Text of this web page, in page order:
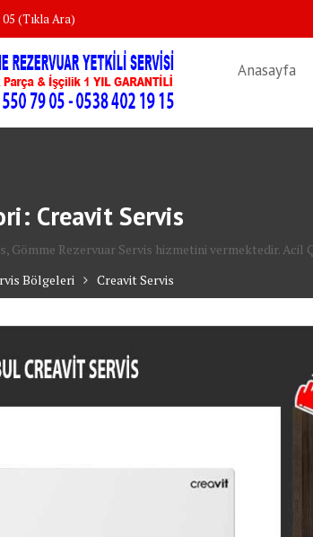
(Tıkla Ara)
Anasayfa
Creavit Servis
Gömme Rezervuar Servis hizmetini vermektedir. Acil
Bölgeleri Creavit Servis